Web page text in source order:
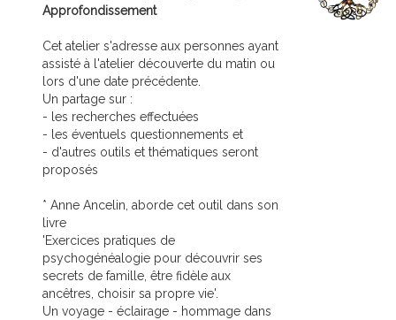
Approfondissement
Cet atelier s'adresse aux personnes ayant
assisté à l'atelier découverte du matin ou
lors d'une date précédente.
Un partage sur :
- les recherches effectuées
- les éventuels questionnements et
- d'autres outils et thématiques seront
proposés
* Anne Ancelin, aborde cet outil dans son
livre
'Exercices pratiques de
psychogénéalogie pour découvrir ses
secrets de famille, être fidèle aux
ancêtres, choisir sa propre vie'.
Un voyage - éclairage - hommage dans